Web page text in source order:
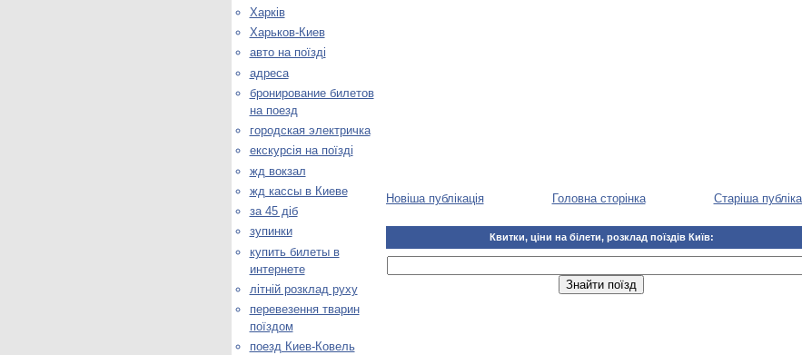
Новіша публікація Старіша
Головна сторінка
Квитки, ціни на білети, розклад поїздів Київ:
Харків
Харьков-Киев
авто на поїзді
адреса
бронирование билетов
на поезд
городская электричка
екскурсія на поїзді
жд вокзал
жд кассы в Киеве
за 45 діб
зупинки
купить билеты в
интернете
літній розклад руху
перевезення тварин
поїздом
поезд Киев-Ковель